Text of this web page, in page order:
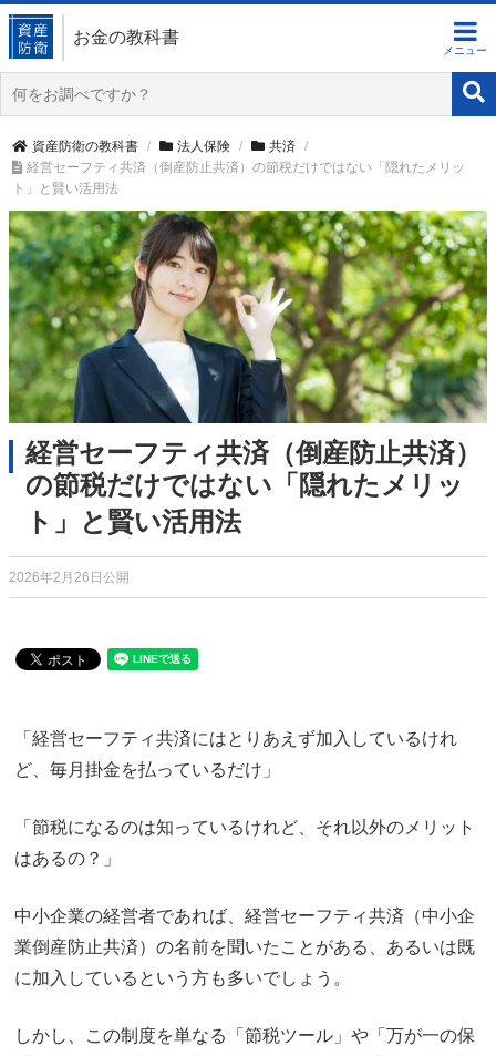
お金の教科書
資産防衛の教科書 法人保険
共済
経営セーフティ共済（倒産防止共済）の節税だけではない「隠れたメリッ
ト」と賢い活用法
経営セーフティ共済（倒産防止共済）
の節税だけではない「隠れたメリッ
ト」と賢い活用法
2026年2月26日公開
「経営セーフティ共済にはとりあえず加入しているけれ
ど、毎月掛金を払っているだけ」
「節税になるのは知っているけれど、それ以外のメリット
はあるの？」
中小企業の経営者であれば、経営セーフティ共済（中小企
業倒産防止共済）の名前を聞いたことがある、あるいは既
に加入しているという方も多いでしょう。
しかし、この制度を単なる「節税ツール」や「万が一の保